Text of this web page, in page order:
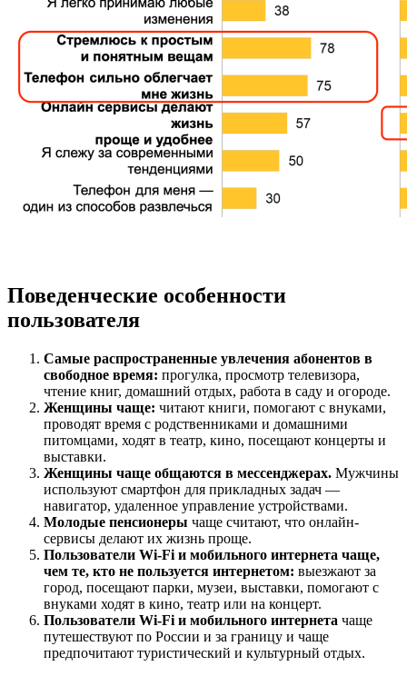
Поведенческие особенности
пользователя
Самые распространенные увлечения абонентов в
свободное время: прогулка, просмотр телевизора,
чтение книг, домашний отдых, работа в саду и огороде.
Женщины чаще: читают книги, помогают с внуками,
проводят время с родственниками и домашними
питомцами, ходят в театр, кино, посещают концерты и
выставки.
Женщины чаще общаются в мессенджерах. Мужчины
используют смартфон для прикладных задач —
навигатор, удаленное управление устройствами.
Молодые пенсионеры чаще считают, что онлайн-
сервисы делают их жизнь проще.
Пользователи Wi-Fi и мобильного интернета чаще,
чем те, кто не пользуется интернетом: выезжают за
город, посещают парки, музеи, выставки, помогают с
внуками ходят в кино, театр или на концерт.
Пользователи Wi-Fi и мобильного интернета чаще
путешествуют по России и за границу и чаще
предпочитают туристический и культурный отдых.